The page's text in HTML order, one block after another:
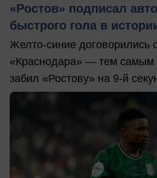
«Ростов» подписал
быстрого гола в
Желто-синие договорились
«Краснодара» — тем самым
забил «Ростову» на 9-й